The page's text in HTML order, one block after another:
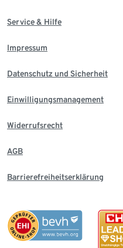
Service & Hilfe
Impressum
Datenschutz und Sicherheit
Einwilligungsmanagement
Widerrufsrecht
AGB
Barrierefreiheitserklärung